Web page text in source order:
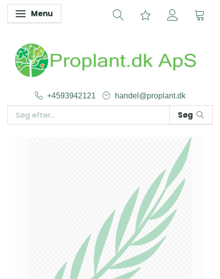
Skifte navigation
Menu
+4593942121 handel@proplant.dk
Søg